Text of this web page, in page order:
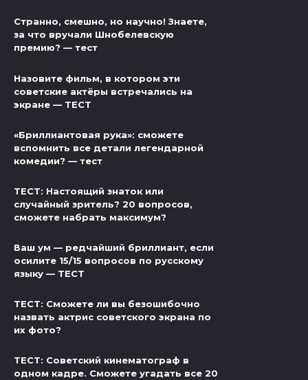
Странно, смешно, но научно! Знаете,
за что вручали Шнобелевскую
премию? — тест
Назовите фильм, в котором эти
советские актёры встречались на
экране — ТЕСТ
«Бриллиантовая рука»: сможете
вспомнить все детали легендарной
комедии? — тест
ТЕСТ: Настоящий знаток или
случайный зритель? 20 вопросов,
сможете набрать максимум?
Ваш ум — редчайший бриллиант, если
осилите 15/15 вопросов по русскому
языку — ТЕСТ
ТЕСТ: Сможете ли вы безошибочно
назвать актрис советского экрана по
их фото?
ТЕСТ: Советский кинематограф в
одном кадре. Сможете угадать все 20